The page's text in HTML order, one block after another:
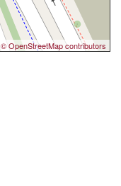
© OpenStreetMap contributors